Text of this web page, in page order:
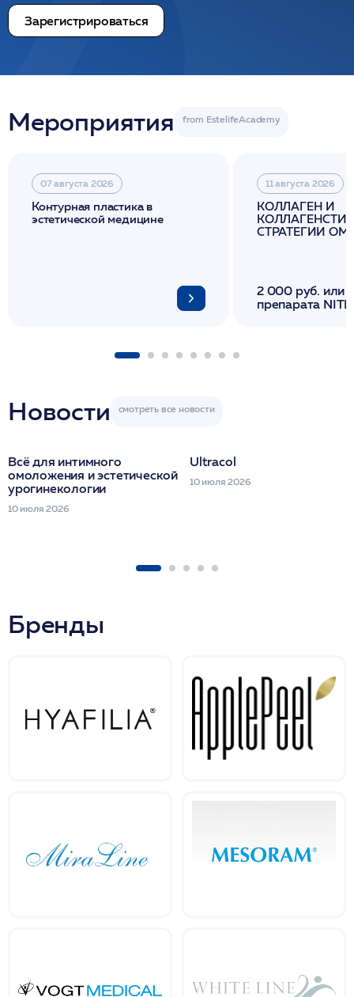
Зарегистрироваться
Мероприятия
07 августа 2026
Контурная пластика в
эстетической медицине
11 августа 2026
КОЛЛАГЕН И
СТРАТЕГИИ
2 000 руб. или
препарата
Новости
Всё для интимного
омоложения и эстетической
урогинекологии
10 июля 2026
Ultracol
10 июля 2026
Бренды